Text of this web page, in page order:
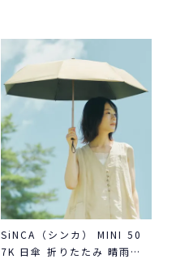
SiNCA（シンカ） MINI 50
7K 日傘 折りたたみ 晴雨兼